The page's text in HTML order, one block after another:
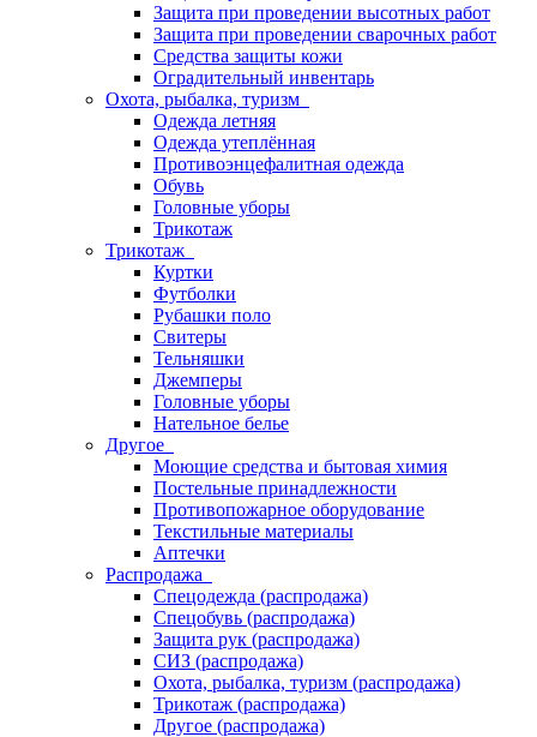
Защита при проведении высотных работ
Защита при проведении сварочных работ
Средства защиты кожи
Оградительный инвентарь
Охота, рыбалка, туризм
Одежда летняя
Одежда утеплённая
Противоэнцефалитная одежда
Обувь
Головные уборы
Трикотаж
Трикотаж
Куртки
Футболки
Рубашки поло
Свитеры
Тельняшки
Джемперы
Головные уборы
Нательное белье
Другое
Моющие средства и бытовая химия
Постельные принадлежности
Противопожарное оборудование
Текстильные материалы
Аптечки
Распродажа
Спецодежда (распродажа)
Спецобувь (распродажа)
Защита рук (распродажа)
СИЗ (распродажа)
Охота, рыбалка, туризм (распродажа)
Трикотаж (распродажа)
Другое (распродажа)